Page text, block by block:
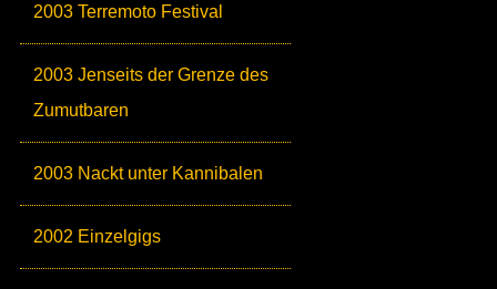
2003 Terremoto Festival
2003 Jenseits der Grenze des
Zumutbaren
2003 Nackt unter Kannibalen
2002 Einzelgigs